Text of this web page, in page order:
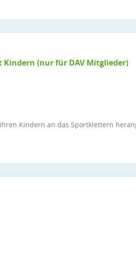
(nur für DAV Mitglieder)
Kindern an das Sportklettern